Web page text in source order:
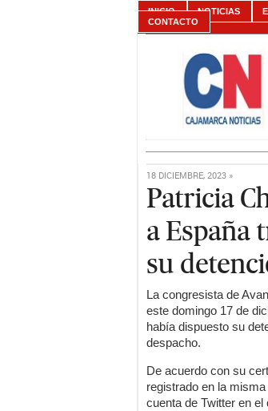
INICIO NOTICIAS
CONTACTO
18 DICIEMBRE, 2023 »
Patricia
a España
su
La congresista de
este domingo 17 de
había dispuesto su
despacho.
De acuerdo con su
registrado en la
cuenta de Twitter en